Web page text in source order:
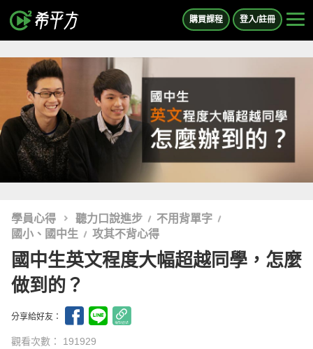
購買課程 登入/註冊
學員心得 聽力口說進步
不用背單字
國小、國中生
攻其不背心得
國中生英文程度大幅超越同學，怎麼
做到的？
分享給好友：
觀看次數： 191929